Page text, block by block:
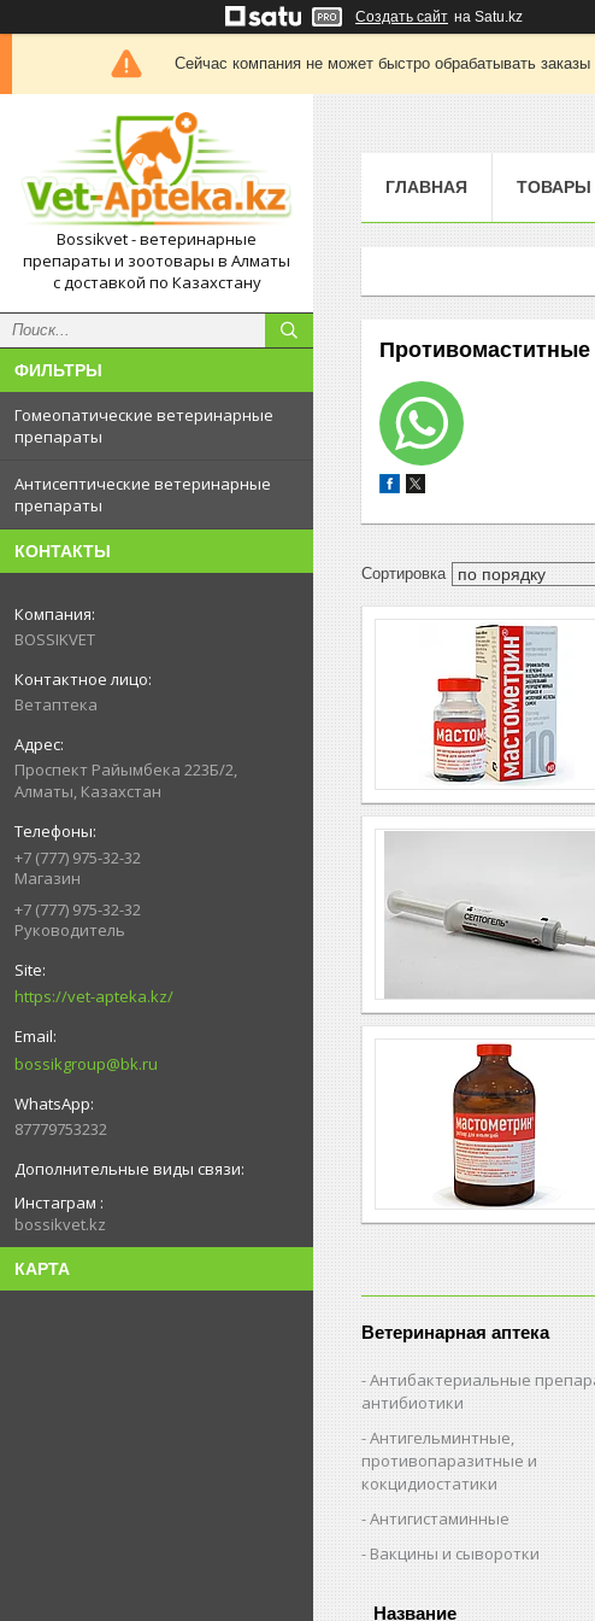
Создать сайт на Satu.kz
Сейчас компания не может быстро обрабатывать
Bossikvet - ветеринарные
препараты и зоотовары в Алматы
с доставкой по Казахстану
ФИЛЬТРЫ
Гомеопатические ветеринарные
препараты
Антисептические ветеринарные
препараты
КОНТАКТЫ
BOSSIKVET
Ветаптека
Проспект Райымбека 223Б/2,
Алматы, Казахстан
+7 (777) 975-32-32
Магазин
+7 (777) 975-32-32
Руководитель
https://vet-apteka.kz/
bossikgroup@bk.ru
87779753232
Инстаграм
bossikvet.kz
КАРТА
ГЛАВНАЯ
Ветеринарная аптека
Антибактериальные
антибиотики
Антигельминтные,
противопаразитные и
кокцидиостатики
Антигистаминные
Вакцины и сыворотки